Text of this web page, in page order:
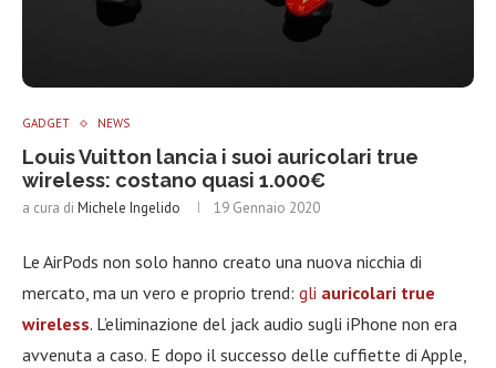
GADGET NEWS
Louis Vuitton lancia i suoi auricolari true
wireless: costano quasi 1.000€
a cura di Michele Ingelido 19 Gennaio 2020
Le AirPods non solo hanno creato una nuova nicchia di
mercato, ma un vero e proprio trend: gli auricolari true
wireless. L’eliminazione del jack audio sugli iPhone non era
avvenuta a caso. E dopo il successo delle cuffiette di Apple,